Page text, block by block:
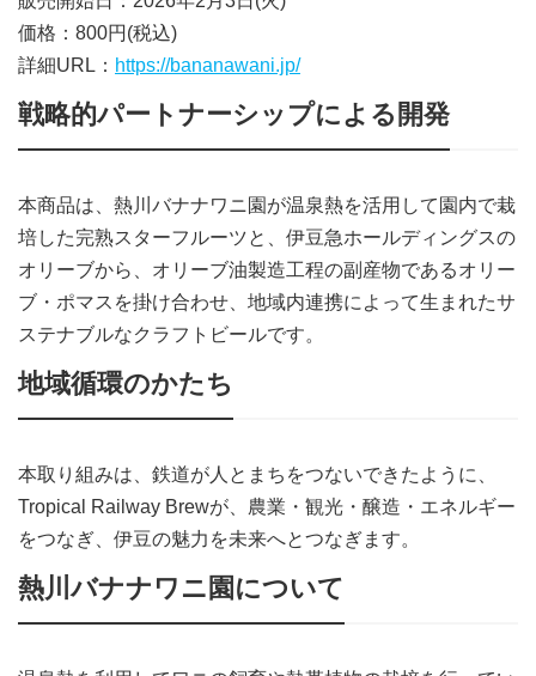
価格：800円(税込)
詳細URL： https://bananawani.jp/
戦略的パートナーシップによる開発
本商品は、熱川バナナワニ園が温泉熱を活用して園内で栽
培した完熟スターフルーツと、伊豆急ホールディングスの
オリーブから、オリーブ油製造工程の副産物であるオリー
ブ・ポマスを掛け合わせ、地域内連携によって生まれたサ
ステナブルなクラフトビールです。
地域循環のかたち
本取り組みは、鉄道が人とまちをつないできたように、
Tropical Railway Brewが、農業・観光・醸造・エネルギー
をつなぎ、伊豆の魅力を未来へとつなぎます。
熱川バナナワニ園について